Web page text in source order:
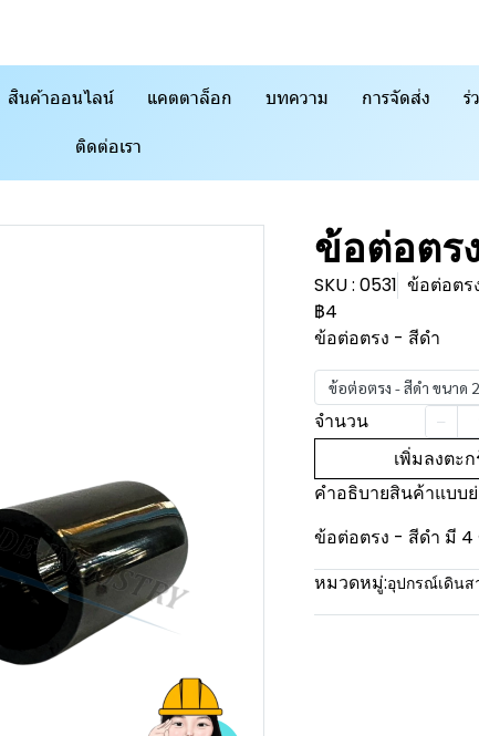
สินค้าออนไลน์ แคตตาล็อก บทความ การจัดส่ง ร่
ติดต่อเรา
ข้อต่อตร
SKU : 0531 ข้อต่อตร
฿4
ข้อต่อตรง - สีดำ
ข้อต่อตรง - สีดำ ขนาด
จำนวน
เพิ่มลงตะก
คำอธิบายสินค้าแบบ
ข้อต่อตรง - สีดำ มี
หมวดหมู่:อุปกรณ์เดินส